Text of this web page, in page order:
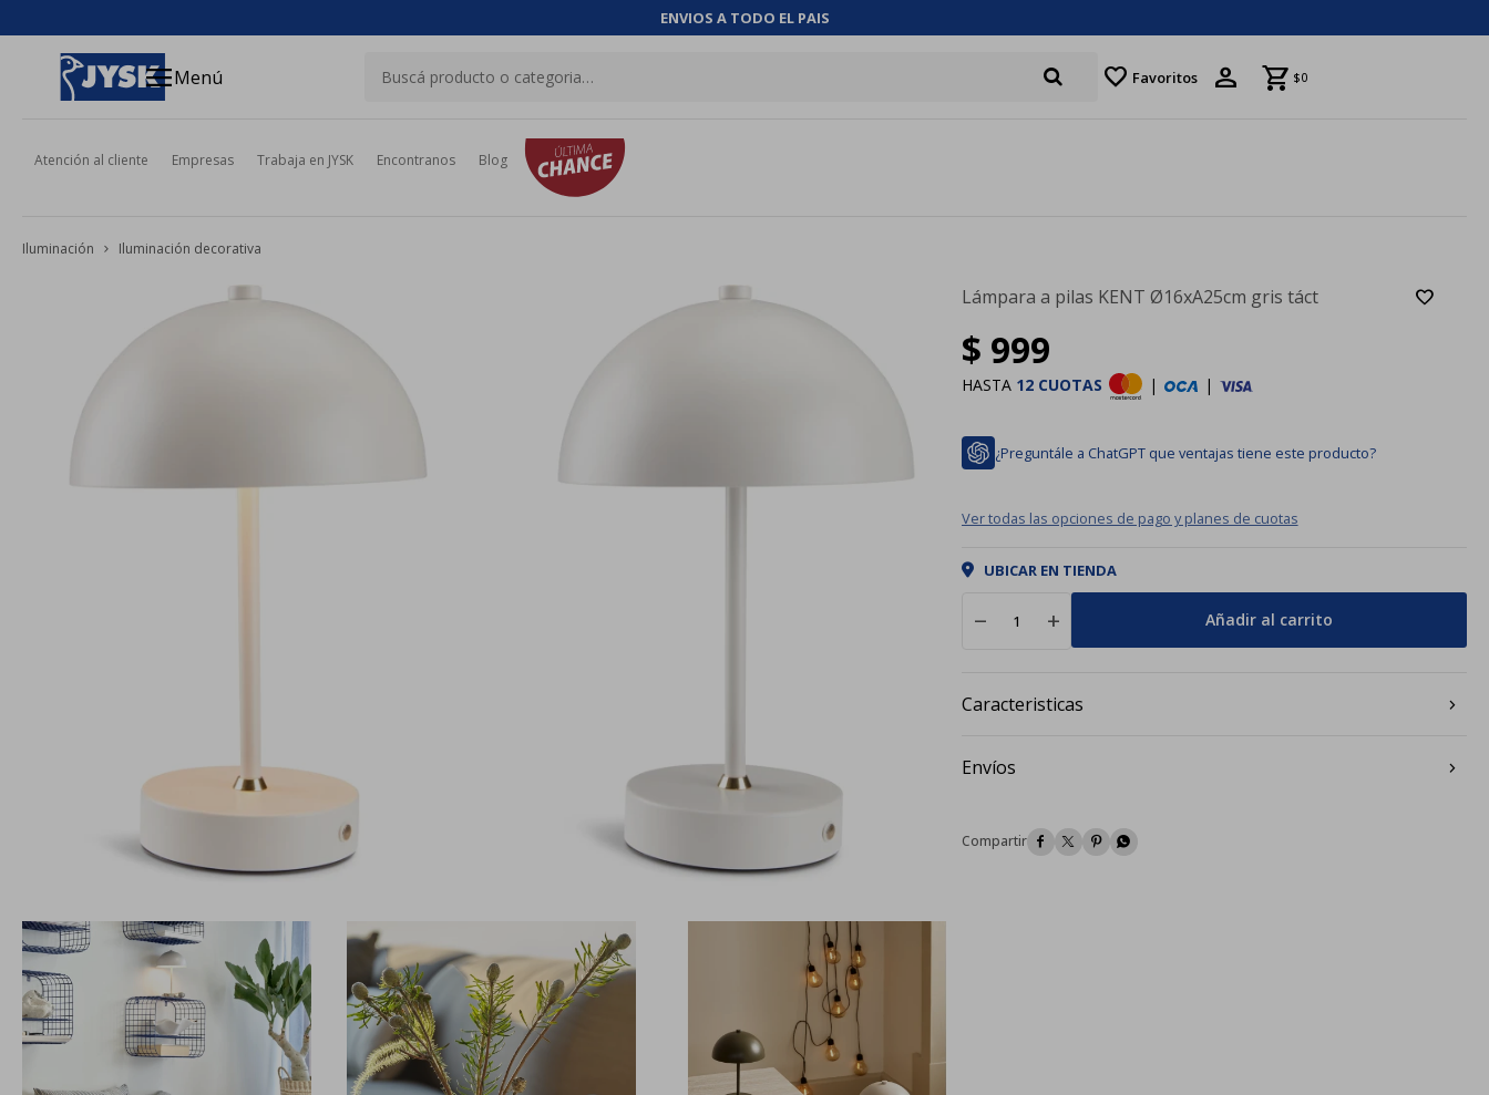
ENVIOS A TODO EL PAIS
menuMenú favorite Favoritos $0
Atención al cliente Empresas Trabaja en JYSK Encontranos Blog
Iluminación Iluminación decorativa
Lámpara a pilas KENT Ø16xA25cm gris táct
$ 999
HASTA 12 CUOTAS | |
¿Preguntále a ChatGPT que ventajas tiene este producto?
Ver todas las opciones de pago y planes de cuotas
UBICAR EN TIENDA
remove add Añadir al carrito
Caracteristicas
Envíos
   
close